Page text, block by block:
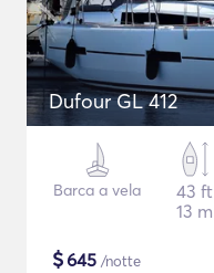
Dufour GL 412
Barca a vela
43 ft
13 m
$645 /notte